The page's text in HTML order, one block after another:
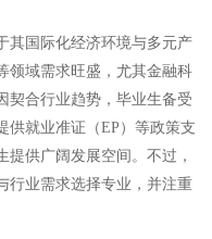
其国际化经济环境与多元产
领域需求旺盛，尤其金融科
契合行业趋势，毕业生备受
供就业准证（EP）等政策支
供广阔发展空间。不过，
行业需求选择专业，并注重